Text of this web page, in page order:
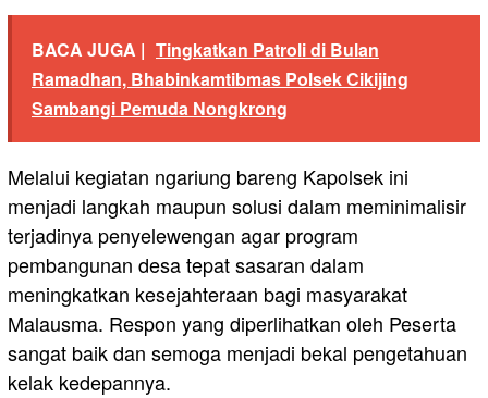
BACA JUGA | Tingkatkan Patroli di Bulan
Ramadhan, Bhabinkamtibmas Polsek Cikijing
Sambangi Pemuda Nongkrong
Melalui kegiatan ngariung bareng Kapolsek ini
menjadi langkah maupun solusi dalam meminimalisir
terjadinya penyelewengan agar program
pembangunan desa tepat sasaran dalam
meningkatkan kesejahteraan bagi masyarakat
Malausma. Respon yang diperlihatkan oleh Peserta
sangat baik dan semoga menjadi bekal pengetahuan
kelak kedepannya.